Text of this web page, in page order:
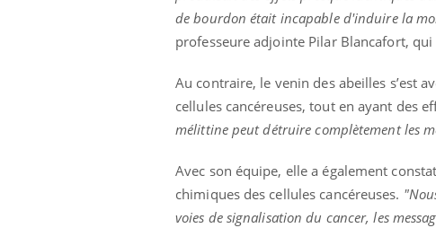
de bourdon était incapable d'induire la
professeure adjointe Pilar Blancafort,
Au contraire, le venin des abeilles s’est
cellules cancéreuses, tout en ayant des
mélittine peut détruire complètement les
Avec son équipe, elle a également
chimiques des cellules cancéreuses.
voies de signalisation du cancer, les